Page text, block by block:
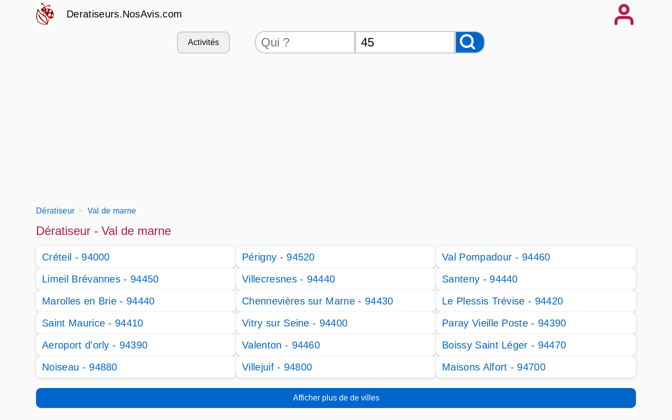
Deratiseurs.NosAvis.com
Activités
Dératiseur Val de marne
Dératiseur - Val de marne
Créteil - 94000 Périgny - 94520
Val Pompadour - 94460
Limeil Brévannes - 94450
Villecresnes - 94440
Santeny - 94440
Marolles en Brie - 94440
Chennevières sur Marne - 94430
Le Plessis Trévise - 94420
Saint Maurice - 94410
Vitry sur Seine - 94400
Paray Vieille Poste - 94390
Aeroport d'orly - 94390
Valenton - 94460
Boissy Saint Léger - 94470
Noiseau - 94880
Villejuif - 94800 Maisons Alfort - 94700
Afficher plus de de villes